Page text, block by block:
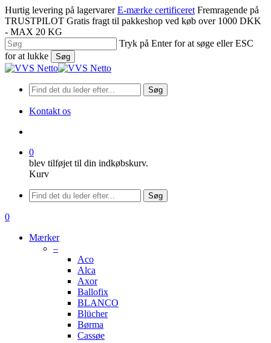
Spring
til
hovedindhold
Hurtig levering på lagervarer E-mærke certificeret Fremragende på
TRUSTPILOT Gratis fragt til pakkeshop ved køb over 1000 DKK
- MAX 20 KG
Tryk på Enter for at søge eller ESC
for at lukke
Søg
Luk
Søg
Kontakt os
0
blev tilføjet til din indkøbskurv.
Kurv
Menu
Søg
søge
0
Mærker
–
Aco
Alca
Axor
Ballofix
BLANCO
Blücher
Børma
Cassøe